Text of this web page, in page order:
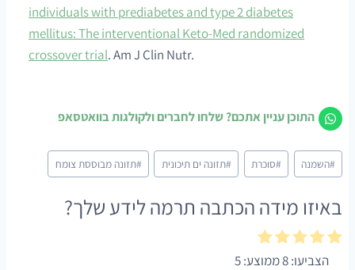
individuals with prediabetes and type 2 diabetes
mellitus: The interventional Keto-Med randomized
crossover trial. Am J Clin Nutr.
התוכן עניין אתכם? שלחו לחברים ולקולגות בוואטסאפ
Post
Tags:
#השמנה #סוכרת #תזונה ים תיכונית #תזונה מבוססת צומח
באיזו מידה הכתבה תרמה לידע שלך?
הצביעו:8ממוצע:5